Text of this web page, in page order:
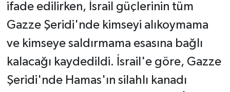
ifade edilirken, İsrail güçlerinin tüm
Gazze Şeridi'nde kimseyi alıkoymama
ve kimseye saldırmama esasına bağlı
kalacağı kaydedildi. İsrail'e göre, Gazze
Şeridi'nde Hamas'ın silahlı kanadı